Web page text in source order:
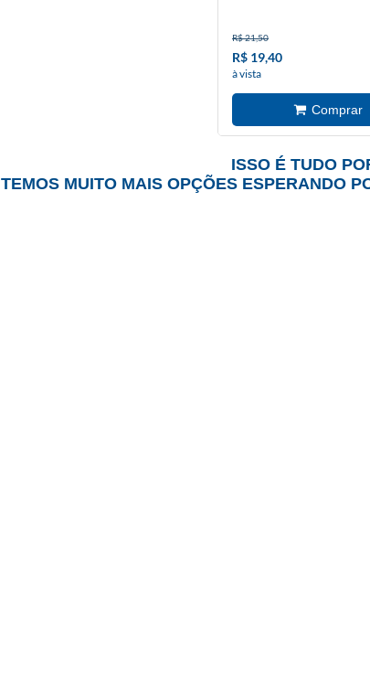
R$ 21,50
R$ 19,40
à vista
ISSO É TUDO
TEMOS MUITO MAIS OPÇÕES ESPERANDO